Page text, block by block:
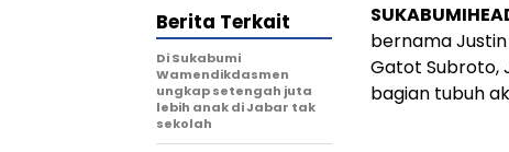
bernama
Gatot Subroto,
bagian tubuh
Berita Terkait
Di Sukabumi
Wamendikdasmen
ungkap setengah juta
lebih anak di Jabar tak
sekolah